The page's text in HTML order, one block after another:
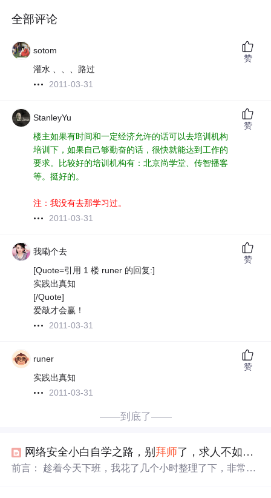
全部评论
sotom
灌水 、、、路过
2011-03-31
赞
StanleyYu
楼主如果有时间和一定经济允许的话可以去培训机构
培训下，如果自己够勤奋的话，很快就能达到工作的
要求。比较好的培训机构有：北京尚学堂、传智播客
等。挺好的。
注：我没有去那学习过。
2011-03-31
赞
我嘞个去
[Quote=引用 1 楼 runer 的回复:]
实践出真知
[/Quote]
爱敲才会赢！
2011-03-31
赞
runer
实践出真知
2011-03-31
赞
——到底了——
网络安全小白自学之路，别 拜师了，求人不如求己
前言： 趁着今天下班，我花了几个小时整理了下，非常不